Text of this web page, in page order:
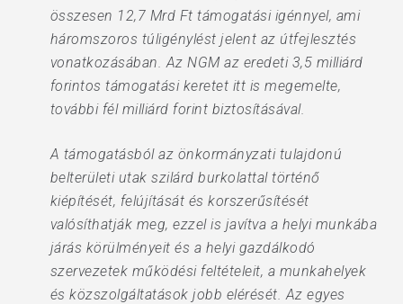
összesen 12,7 Mrd Ft támogatási igénnyel, ami
háromszoros túligénylést jelent az útfejlesztés
vonatkozásában. Az NGM az eredeti 3,5 milliárd
forintos támogatási keretet itt is megemelte,
további fél milliárd forint biztosításával.
A támogatásból az önkormányzati tulajdonú
belterületi utak szilárd burkolattal történő
kiépítését, felújítását és korszerűsítését
valósíthatják meg, ezzel is javítva a helyi munkába
járás körülményeit és a helyi gazdálkodó
szervezetek működési feltételeit, a munkahelyek
és közszolgáltatások jobb elérését. Az egyes